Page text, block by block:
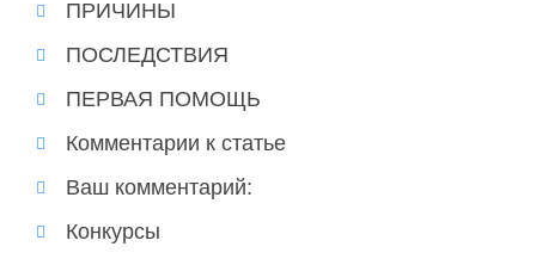
ПРИЧИНЫ
ПОСЛЕДСТВИЯ
ПЕРВАЯ ПОМОЩЬ
Комментарии к статье
Ваш комментарий:
Конкурсы